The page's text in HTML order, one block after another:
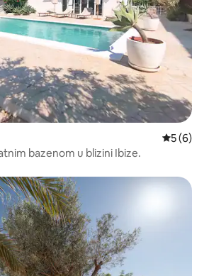
5 (6)
bazenom u blizini Ibize.